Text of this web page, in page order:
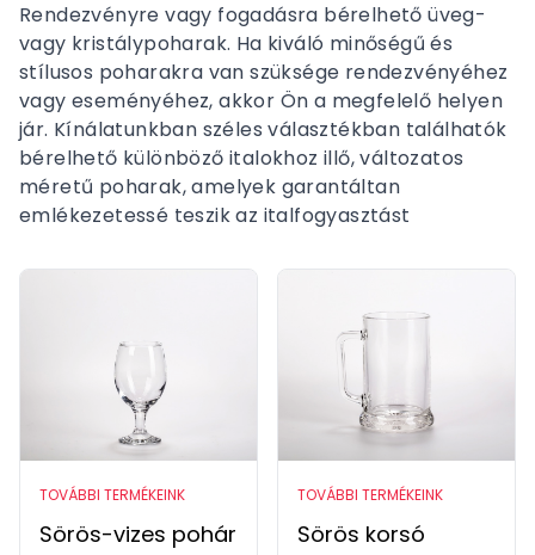
Rendezvényre vagy fogadásra bérelhető üveg-
vagy kristálypoharak. Ha kiváló minőségű és
stílusos poharakra van szüksége rendezvényéhez
vagy eseményéhez, akkor Ön a megfelelő helyen
jár. Kínálatunkban széles választékban találhatók
bérelhető különböző italokhoz illő, változatos
méretű poharak, amelyek garantáltan
emlékezetessé teszik az italfogyasztást
TOVÁBBI TERMÉKEINK
Sörös-vizes pohár
TOVÁBBI TERMÉKEINK
Sörös korsó